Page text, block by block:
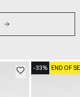
-33% END OF